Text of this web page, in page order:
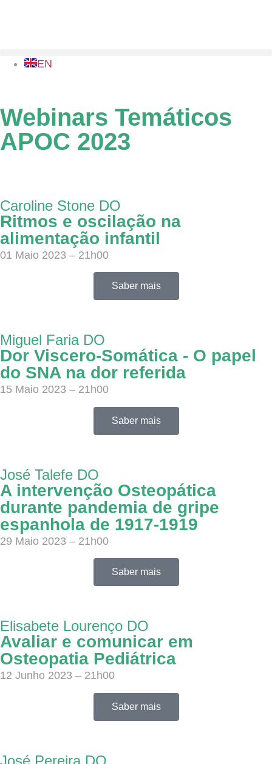
EN
Webinars Temáticos
APOC 2023
Caroline Stone DO
Ritmos e oscilação na
alimentação infantil
01 Maio 2023 – 21h00
Saber mais
Miguel Faria DO
Dor Viscero-Somática - O papel
do SNA na dor referida
15 Maio 2023 – 21h00
Saber mais
José Talefe DO
A intervenção Osteopática
durante pandemia de gripe
espanhola de 1917-1919
29 Maio 2023 – 21h00
Saber mais
Elisabete Lourenço DO
Avaliar e comunicar em
Osteopatia Pediátrica
12 Junho 2023 – 21h00
Saber mais
José Pereira DO